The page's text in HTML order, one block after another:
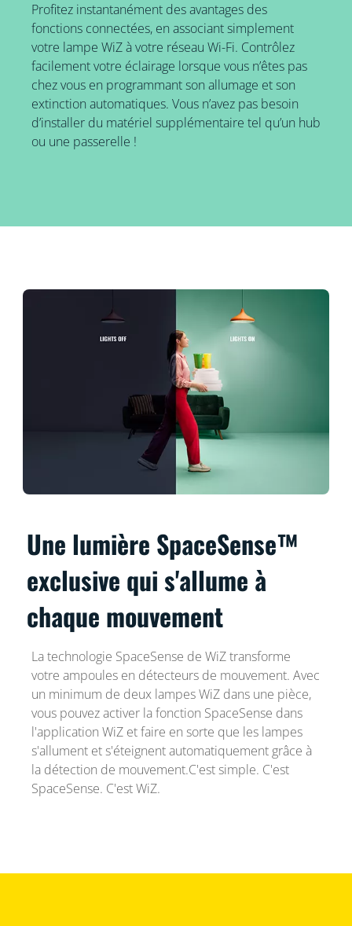
Profitez instantanément des avantages des
fonctions connectées, en associant simplement
votre lampe WiZ à votre réseau Wi-Fi. Contrôlez
facilement votre éclairage lorsque vous n’êtes pas
chez vous en programmant son allumage et son
extinction automatiques. Vous n’avez pas besoin
d’installer du matériel supplémentaire tel qu’un hub
ou une passerelle !
Une lumière SpaceSense™
exclusive qui s'allume à
chaque mouvement
La technologie SpaceSense de WiZ transforme
votre ampoules en détecteurs de mouvement. Avec
un minimum de deux lampes WiZ dans une pièce,
vous pouvez activer la fonction SpaceSense dans
l'application WiZ et faire en sorte que les lampes
s'allument et s'éteignent automatiquement grâce à
la détection de mouvement.C'est simple. C'est
SpaceSense. C'est WiZ.